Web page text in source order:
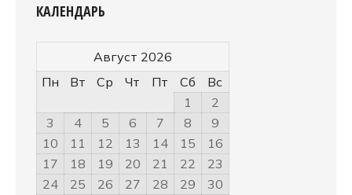
КАЛЕНДАРЬ
Август 2026
Пн
Вт Ср Чт Пт Сб
Вс
1
2
3
4 5 6 7 8
9
10
11 12 13 14 15
16
17
18 19 20 21 22
23
24
25 26 27 28 29
30